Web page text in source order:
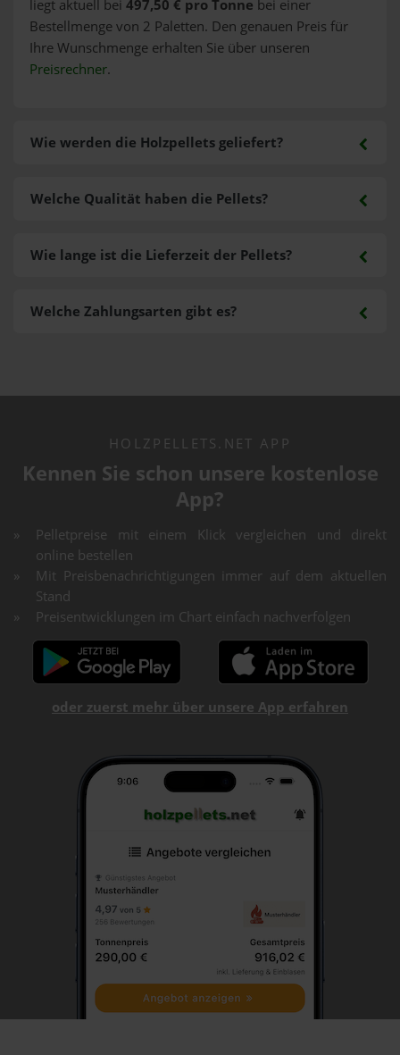
liegt aktuell bei 497,50 € pro Tonne bei einer
Bestellmenge von 2 Paletten. Den genauen Preis für
Ihre Wunschmenge erhalten Sie über unseren
Preisrechner.
Wie werden die Holzpellets geliefert?
Welche Zahlungsarten gibt es?
Welche Qualität haben die Pellets?
Wie lange ist die Lieferzeit der Pellets?
HOLZPELLETS.NET APP
Kennen Sie schon unsere kostenlose
App?
Pelletpreise mit einem Klick vergleichen und direkt
online bestellen
Mit Preisbenachrichtigungen immer auf dem aktuellen
Stand
Preisentwicklungen im Chart einfach nachverfolgen
oder zuerst mehr über unsere App erfahren